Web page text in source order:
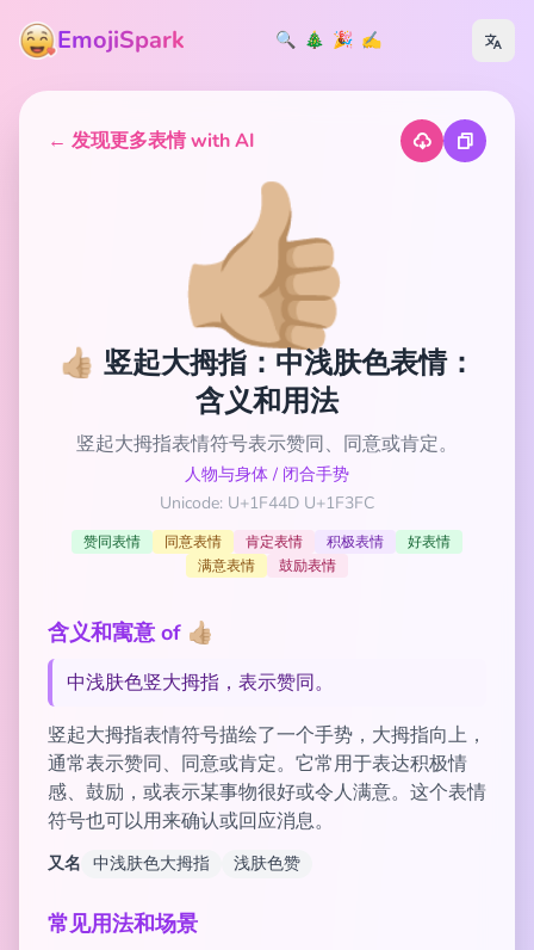
EmojiSpark 🔍 🎄 🎉 ✍️
← 发现更多表情 with AI
👍🏼
👍🏼 竖起大拇指：中浅肤色表情：
含义和用法
竖起大拇指表情符号表示赞同、同意或肯定。
人物与身体 / 闭合手势
Unicode: U+1F44D U+1F3FC
赞同表情 同意表情 肯定表情 积极表情
好表情
满意表情
鼓励表情
含义和寓意 of 👍🏼
中浅肤色竖大拇指，表示赞同。
竖起大拇指表情符号描绘了一个手势，大拇指向上，
通常表示赞同、同意或肯定。它常用于表达积极情
感、鼓励，或表示某事物很好或令人满意。这个表情
符号也可以用来确认或回应消息。
又名 中浅肤色大拇指 浅肤色赞
常见用法和场景